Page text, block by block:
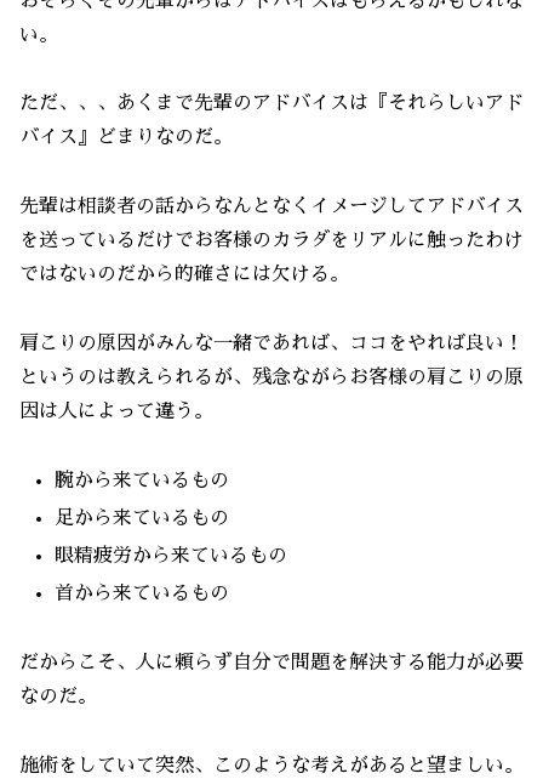
い。
ただ、、、あくまで先輩のアドバイスは『それらしいアド
バイス』どまりなのだ。
先輩は相談者の話からなんとなくイメージしてアドバイス
を送っているだけでお客様のカラダをリアルに触ったわけ
ではないのだから的確さには欠ける。
肩こりの原因がみんな一緒であれば、ココをやれば良い！
というのは教えられるが、残念ながらお客様の肩こりの原
因は人によって違う。
腕から来ているもの
足から来ているもの
眼精疲労から来ているもの
首から来ているもの
だからこそ、人に頼らず自分で問題を解決する能力が必要
なのだ。
施術をしていて突然、このような考えがあると望ましい。